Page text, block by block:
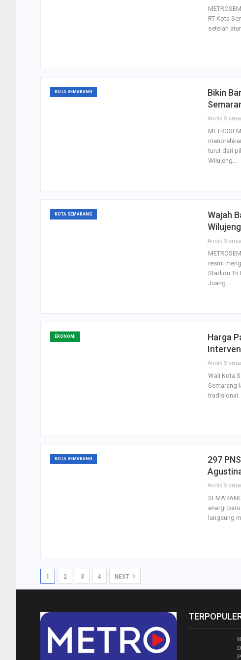
RT Kota
setelah
KOTA SEMARANG
Bikin
Andik
turut dari
Wilujeng…
KOTA SEMARANG
Wajah
Andik
resmi
Stadion Tri
Juang…
EKONOMI
Harga
Andik
Wali Kota
Semarang
tradisional.
KOTA SEMARANG
297
Andik
energi
langsung
1 2 3 4 NEXT